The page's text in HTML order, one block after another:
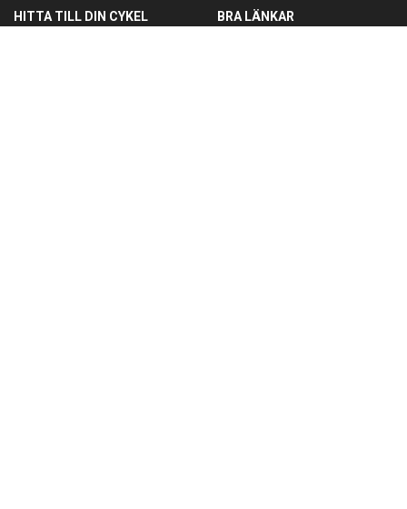
HITTA TILL DIN CYKEL BRA LÄNKAR